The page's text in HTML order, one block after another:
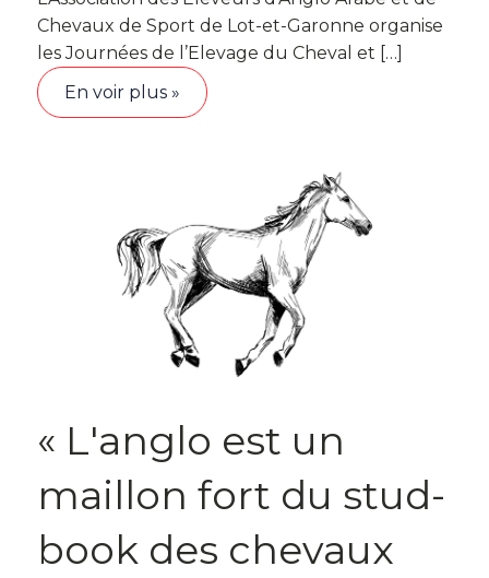
Chevaux de Sport de Lot-et-Garonne organise
les Journées de l’Elevage du Cheval et […]
En voir plus »
« L'anglo est un
maillon fort du stud-
book des chevaux